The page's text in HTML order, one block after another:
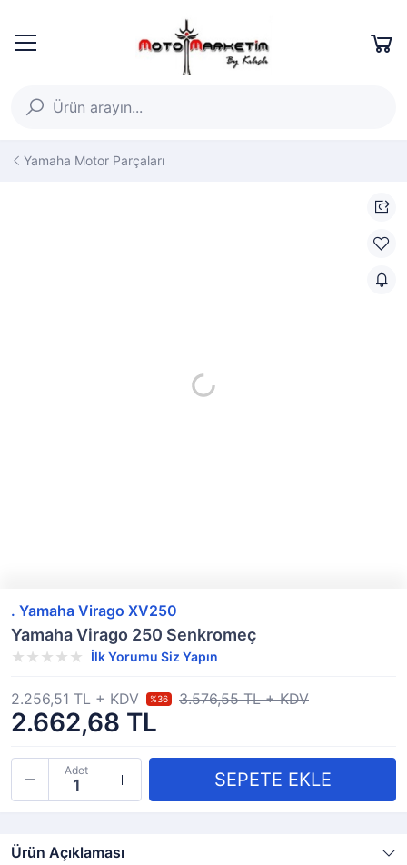
Yamaha Motor Parçaları
. Yamaha Virago XV250
Yamaha Virago 250 Senkromeç
İlk Yorumu Siz Yapın
2.662,68 TL
2.256,51 TL + KDV %36 3.576,55 TL + KDV
Adet
Ürün Açıklaması